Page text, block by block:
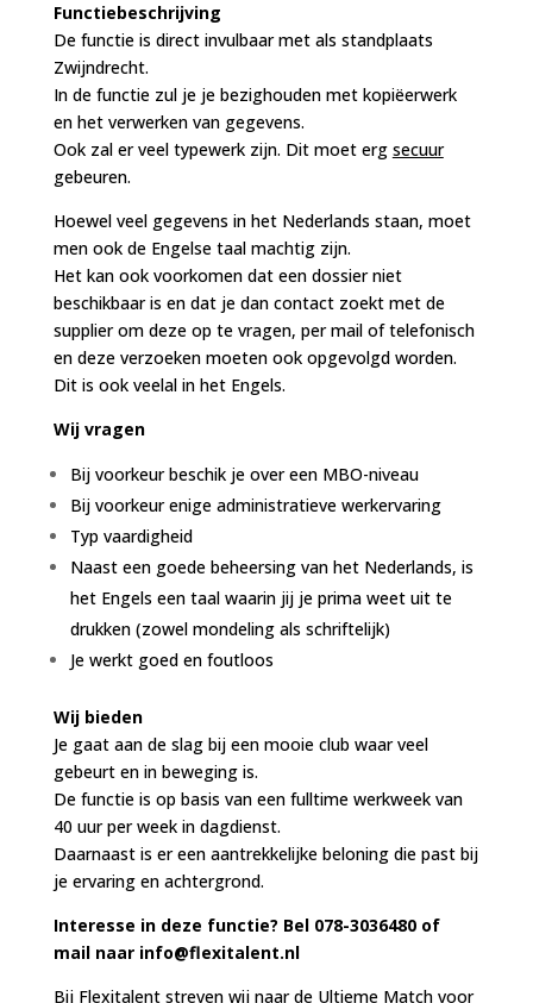
Functiebeschrijving
De functie is direct invulbaar met als standplaats
Zwijndrecht.
In de functie zul je je bezighouden met kopiëerwerk
en het verwerken van gegevens.
Ook zal er veel typewerk zijn. Dit moet erg secuur
gebeuren.
Hoewel veel gegevens in het Nederlands staan, moet
men ook de Engelse taal machtig zijn.
Het kan ook voorkomen dat een dossier niet
beschikbaar is en dat je dan contact zoekt met de
supplier om deze op te vragen, per mail of telefonisch
en deze verzoeken moeten ook opgevolgd worden.
Dit is ook veelal in het Engels.
Wij vragen
Bij voorkeur beschik je over een MBO-niveau
Bij voorkeur enige administratieve werkervaring
Typ vaardigheid
Naast een goede beheersing van het Nederlands, is
het Engels een taal waarin jij je prima weet uit te
drukken (zowel mondeling als schriftelijk)
Je werkt goed en foutloos
Wij bieden
Je gaat aan de slag bij een mooie club waar veel
gebeurt en in beweging is.
De functie is op basis van een fulltime werkweek van
40 uur per week in dagdienst.
Daarnaast is er een aantrekkelijke beloning die past bij
je ervaring en achtergrond.
Interesse in deze functie? Bel 078-3036480 of
mail naar info@flexitalent.nl
Bij Flexitalent streven wij naar de Ultieme Match voor